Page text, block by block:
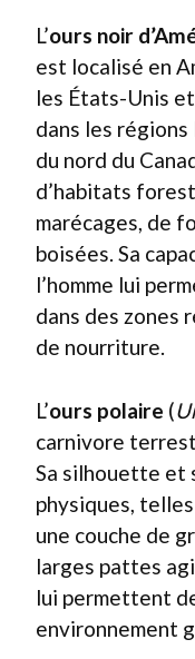
L’ours noir
est localisé en
les États-Unis
dans les régions
du nord du
d’habitats
marécages, de
boisées. Sa
l’homme lui
dans des zones
de nourriture.
L’ours polaire (
carnivore
Sa silhouette et
physiques,
une couche de
larges pattes
lui permettent
environnement